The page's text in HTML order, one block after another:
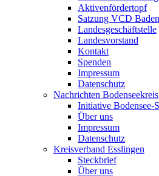
Aktivenfördertopf
Satzung VCD
Landesgeschäftstelle
Landesvorstand
Kontakt
Spenden
Impressum
Datenschutz
Nachrichten Bodenseekreis
Initiative Bodensee-
Über uns
Impressum
Datenschutz
Kreisverband Esslingen
Steckbrief
Über uns